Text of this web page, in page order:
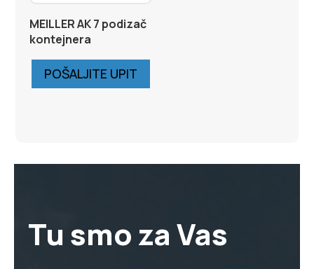
MEILLER AK 7 podizač
kontejnera
POŠALJITE UPIT
Tu smo za Vas